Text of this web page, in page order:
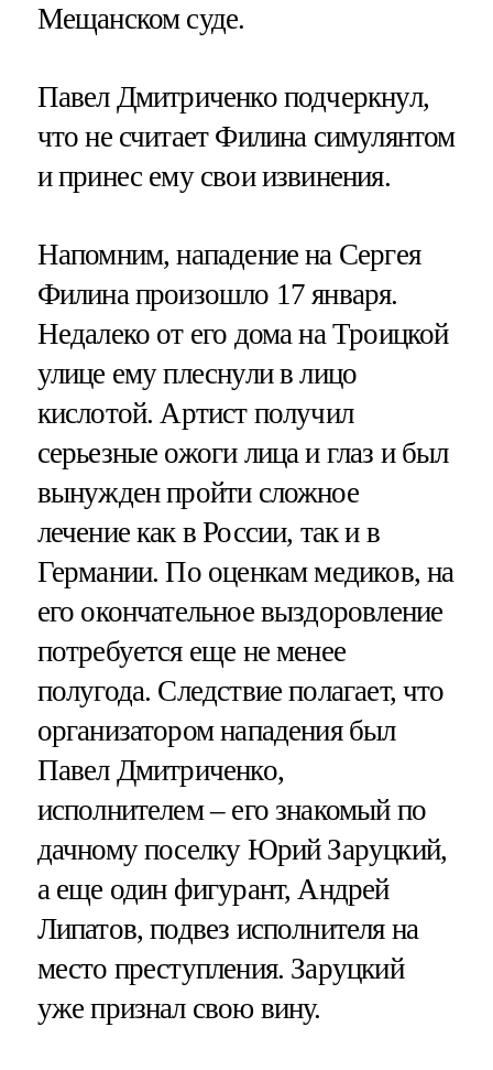
Мещанском суде.
Павел Дмитриченко подчеркнул,
что не считает Филина симулянтом
и принес ему свои извинения.
Напомним, нападение на Сергея
Филина произошло 17 января.
Недалеко от его дома на Троицкой
улице ему плеснули в лицо
кислотой. Артист получил
серьезные ожоги лица и глаз и был
вынужден пройти сложное
лечение как в России, так и в
Германии. По оценкам медиков, на
его окончательное выздоровление
потребуется еще не менее
полугода. Следствие полагает, что
организатором нападения был
Павел Дмитриченко,
исполнителем – его знакомый по
дачному поселку Юрий Заруцкий,
а еще один фигурант, Андрей
Липатов, подвез исполнителя на
место преступления. Заруцкий
уже признал свою вину.